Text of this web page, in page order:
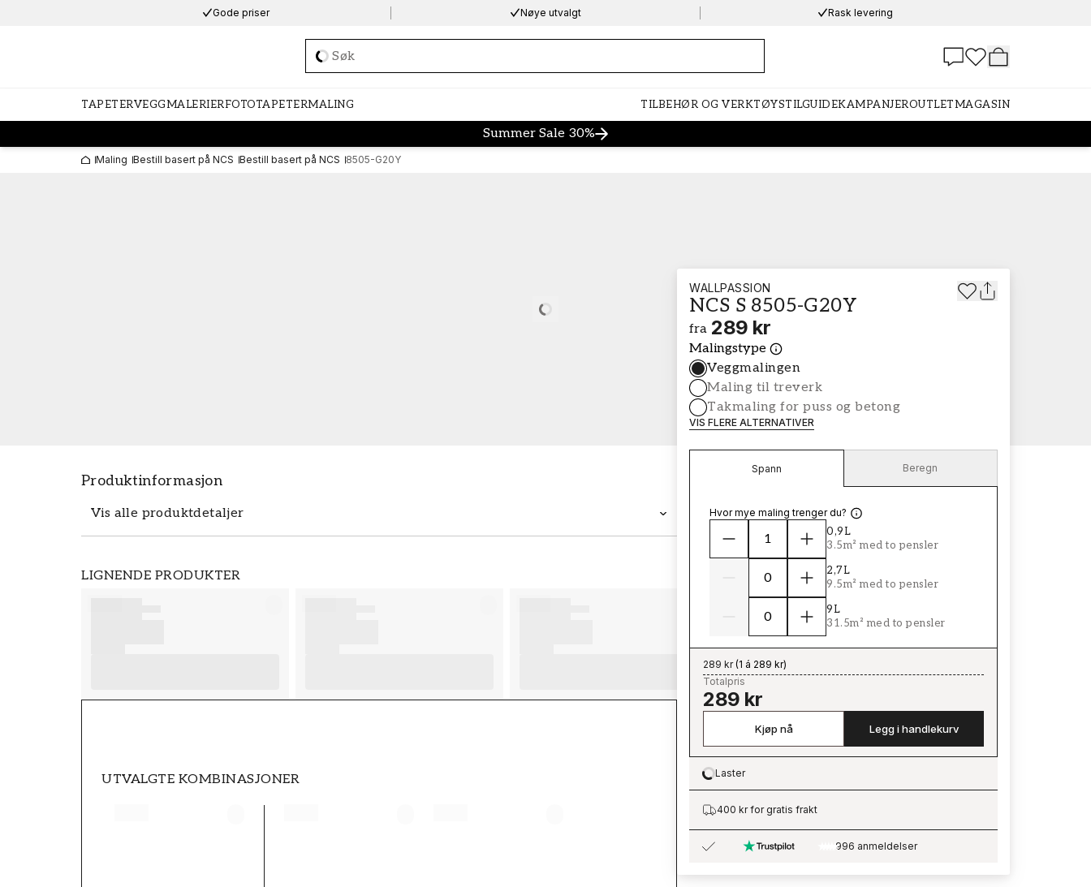
Gode priser Nøye utvalgt Rask levering
Loading…
TAPETERVEGGMALERIERFOTOTAPETERMALING TILBEHØR OG VERKTØYSTILGUIDEKAMPANJEROUTLETMAGASIN
Summer Sale 30%
Maling Bestill basert på NCS Bestill basert på NCS 8505-G20Y
Loading…
Produktinformasjon
Vis alle produktdetaljer
LIGNENDE PRODUKTER
UTVALGTE KOMBINASJONER
WALLPASSION
NCS S 8505-G20Y
fra 289 kr
Malingstype
Veggmalingen
Maling til treverk
Takmaling for puss og betong
VIS FLERE ALTERNATIVER
Spann Beregn
Hvor mye maling trenger du?
0,9L
3.5m² med to pensler
2,7L
9.5m² med to pensler
9L
31.5m² med to pensler
289 kr(1 á 289 kr)
Totalpris
289 kr
Kjøp nå Legg i handlekurv
Loading…
Laster
400 kr for gratis frakt
996 anmeldelser